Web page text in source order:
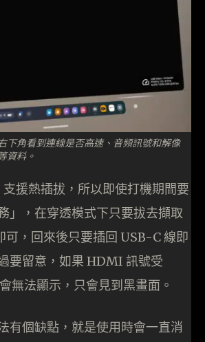
下角看到連線是否高速、音頻訊號和解像
資料。
援熱插拔，所以即使打機期間要
」，在穿透模式下只要拔去擷取
可，回來後只要插回 USB-C 線即
要留意，如果 HDMI 訊號受
無法顯示，只會見到黑畫面。
有個缺點，就是使用時會一直消